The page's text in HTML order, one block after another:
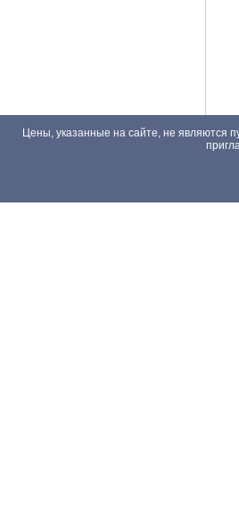
Цены, указанные на сайте, не являются